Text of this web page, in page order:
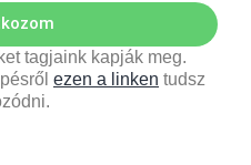
tagjaink kapják meg.
ezen a linken tudsz